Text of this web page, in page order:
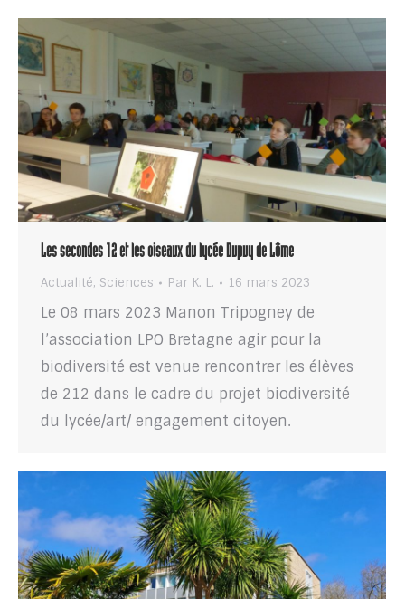
Les secondes 12 et les oiseaux du lycée Dupuy de Lôme
Actualité, Sciences Par K. L. 16 mars 2023
Le 08 mars 2023 Manon Tripogney de
l’association LPO Bretagne agir pour la
biodiversité est venue rencontrer les élèves
de 212 dans le cadre du projet biodiversité
du lycée/art/ engagement citoyen.